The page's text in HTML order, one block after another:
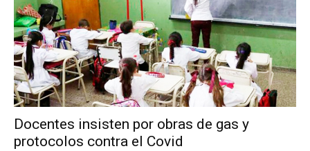
Docentes insisten por obras de gas y
protocolos contra el Covid